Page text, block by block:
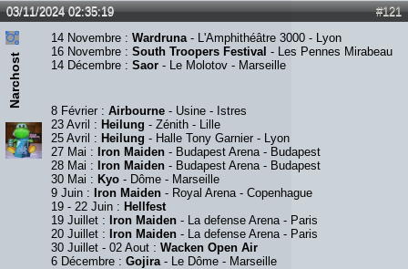
#121
03/11/2024 02:35:19
Narchost
14 Novembre : Wardruna - L'Amphithéâtre 3000 - Lyon
16 Novembre : South Troopers Festival - Les Pennes Mirabeau
14 Décembre : Saor - Le Molotov - Marseille
8 Février : Airbourne - Usine - Istres
23 Avril : Heilung - Zénith - Lille
25 Avril : Heilung - Halle Tony Garnier - Lyon
27 Mai : Iron Maiden - Budapest Arena - Budapest
28 Mai : Iron Maiden - Budapest Arena - Budapest
30 Mai : Kyo - Dôme - Marseille
9 Juin : Iron Maiden - Royal Arena - Copenhague
19 - 22 Juin : Hellfest
19 Juillet : Iron Maiden - La defense Arena - Paris
20 Juillet : Iron Maiden - La defense Arena - Paris
30 Juillet - 02 Aout : Wacken Open Air
6 Décembre : Gojira - Le Dôme - Marseille